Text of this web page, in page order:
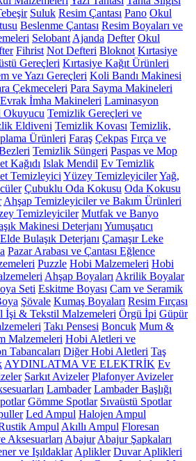
Suluk Resim Çantası Pano Okul
Beslenme Çantası Resim Boyaları ve
Selobant Ajanda Defter Okul
Fihrist Not Defteri Bloknot Kırtasiye
Gereçleri Kırtasiye Kağıt Ürünleri
ve Yazı Gereçleri Koli Bandı Makinesi
Çekmeceleri Para Sayma Makineleri
Evrak İmha Makineleri Laminasyon
Okuyucu Temizlik Gereçleri ve
Eldiveni Temizlik Kovası Temizlik,
Ürünleri Faraş Çekpas Fırça ve
Temizlik Süngeri Paspas ve Mop
Kağıdı Islak Mendil Ev Temizlik
Temizleyici Yüzey TemizleyicilerYağ,
Çubuklu Oda Kokusu Oda Kokusu
Ahşap Temizleyiciler ve Bakım Ürünleri
Temizleyiciler Mutfak ve Banyo
Makinesi Deterjanı Yumuşatıcı
Elde Bulaşık Deterjanı Çamaşır Leke
Pazar Arabası ve Çantası Eğlence
Puzzle Hobi Malzemeleri Hobi
Ahşap Boyaları Akrilik Boyalar
Seti Eskitme Boyası Cam ve Seramik
Şövale Kumaş Boyaları Resim Fırçası
İşi & Tekstil Malzemeleri Örgü İpi Güpür
Takı Pensesi Boncuk Mum &
Malzemeleri Hobi Aletleri ve
Tabancaları Diğer Hobi Aletleri Taş
AYDINLATMA VE ELEKTRİK Ev
Sarkıt Avizeler Plafonyer Avizeler
Lambader Lambader Başlığı
Gömme Spotlar Sıvaüstü Spotlar
Led Ampul Halojen Ampul
Ampul Akıllı Ampul Floresan
Aksesuarları Abajur Abajur Şapkaları
ve Işıldaklar Aplikler Duvar Aplikleri